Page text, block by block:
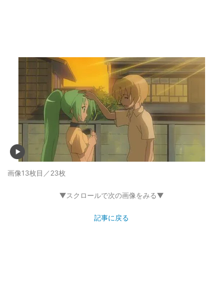
画像13枚目／23枚
▼スクロールで次の画像をみる▼
記事に戻る